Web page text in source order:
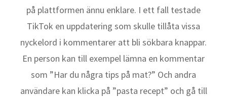
på plattformen ännu enklare. I ett fall testade
TikTok en uppdatering som skulle tillåta vissa
nyckelord i kommentarer att bli sökbara knappar.
En person kan till exempel lämna en kommentar
som ”Har du några tips på mat?” Och andra
användare kan klicka på ”pasta recept” och gå till